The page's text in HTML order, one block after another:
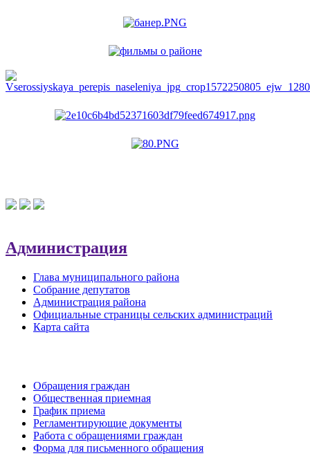
Администрация
Глава муниципального района
Собрание депутатов
Администрация района
Официальные страницы сельских администраций
Карта сайта
Обращения граждан
Общественная приемная
График приема
Регламентирующие документы
Работа с обращениями граждан
Форма для письменного обращения